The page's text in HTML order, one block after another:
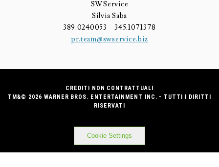
SWService
Silvia Saba
389.0240053 – 345.1071378
pr.team@swservice.biz
CREDITI NON CONTRATTUALI
TM&© 2026 WARNER BROS. ENTERTAINMENT INC. - TUTTI I DIRITTI
RISERVATI
Cookie Settings